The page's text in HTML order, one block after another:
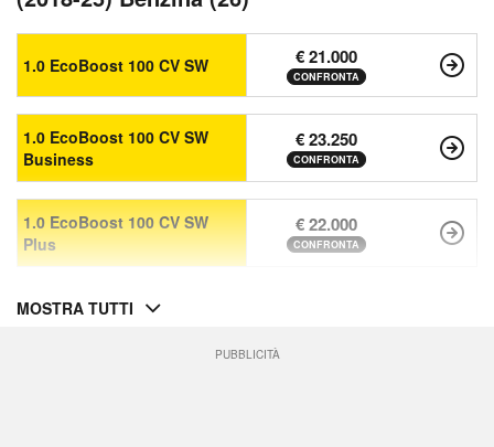
1.0 EcoBoost 100 CV SW € 21.000
CONFRONTA
1.0 EcoBoost 100 CV SW
Business
€ 23.250
CONFRONTA
1.0 EcoBoost 100 CV SW
Plus
€ 22.000
CONFRONTA
MOSTRA TUTTI
PUBBLICITÀ